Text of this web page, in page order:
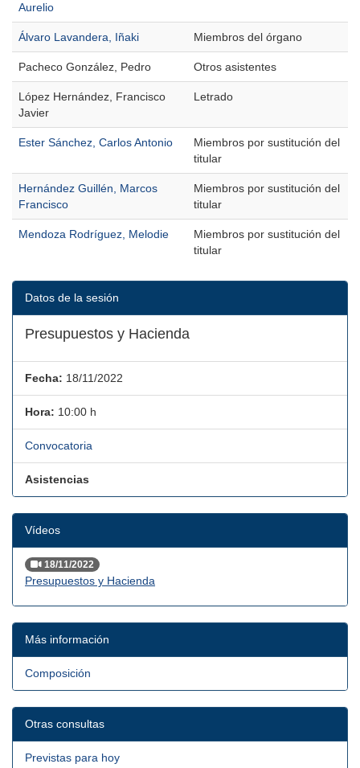
Aurelio
Álvaro Lavandera, Iñaki Miembros del órgano
Pacheco González, Pedro Otros asistentes
López Hernández, Francisco
Javier
Letrado
Ester Sánchez, Carlos Antonio
Miembros por sustitución del
titular
Hernández Guillén, Marcos
Francisco
Miembros por sustitución del
titular
Mendoza Rodríguez, Melodie
Miembros por sustitución del
titular
Datos de la sesión
Presupuestos y Hacienda
Fecha: 18/11/2022
Hora: 10:00 h
Convocatoria
Asistencias
Vídeos
18/11/2022
Presupuestos y Hacienda
Más información
Composición
Otras consultas
Previstas para hoy